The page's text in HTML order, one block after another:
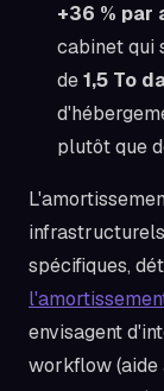
+36 % par
cabinet qui
de1,5 To
plutôt que
spécifiques,
envisagent
workflow (aide